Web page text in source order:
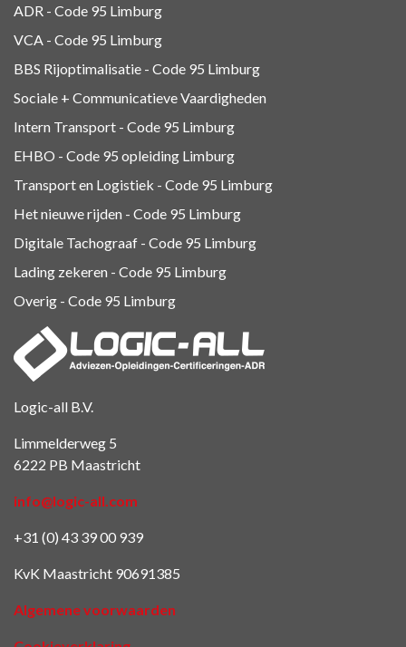
Logic-all B.V.
Limmelderweg 5
6222 PB Maastricht
info@logic-all.com
+31 (0) 43 39 00 939
KvK Maastricht 90691385
Algemene voorwaarden
ADR - Code 95 Limburg
VCA - Code 95 Limburg
BBS Rijoptimalisatie - Code 95 Limburg
Sociale + Communicatieve Vaardigheden
Intern Transport - Code 95 Limburg
EHBO - Code 95 opleiding Limburg
Transport en Logistiek - Code 95 Limburg
Het nieuwe rijden - Code 95 Limburg
Digitale Tachograaf - Code 95 Limburg
Lading zekeren - Code 95 Limburg
Overig - Code 95 Limburg